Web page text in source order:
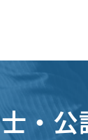
・